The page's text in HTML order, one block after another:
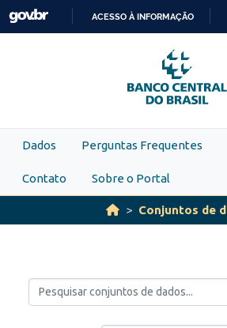
Skip to main content
PARA
O
CONTEÚDO
ACESSO À INFORMAÇÃO
Dados Perguntas Frequentes
Contato Sobre o Portal
Conjuntos de